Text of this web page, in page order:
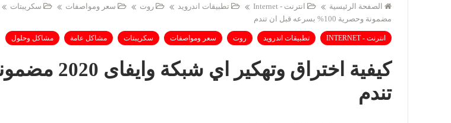
الصفحة الرئيسية انترنت - Internet تطبيقات اندرويد روت سعر ومواصفات سكريبتات
مضمونة وحصرية 100% بسرعه قبل ان تندم
انترنت - INTERNET تطبيقات اندرويد روت سعر ومواصفات سكريبتات مشاكل عامة مشاكل وحلول
تندم